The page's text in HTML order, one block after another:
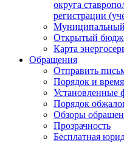
округа
регистрации
Муниципальный
Открытый
Карта
Обращения
Отправить
Порядок и
Установленные
Порядок
Обзоры
Прозрачность
Бесплатная